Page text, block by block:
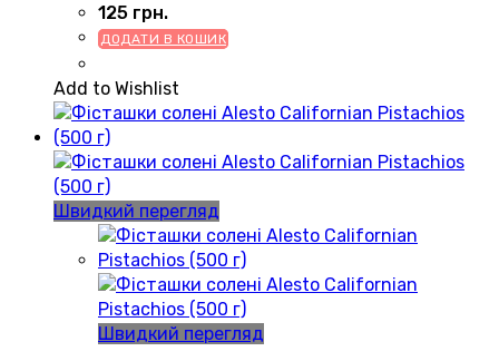
125 грн.
ДОДАТИ В КОШИК
Add to Wishlist
Швидкий перегляд
Швидкий перегляд